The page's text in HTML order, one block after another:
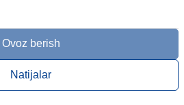
Ovoz berish
Natijalar